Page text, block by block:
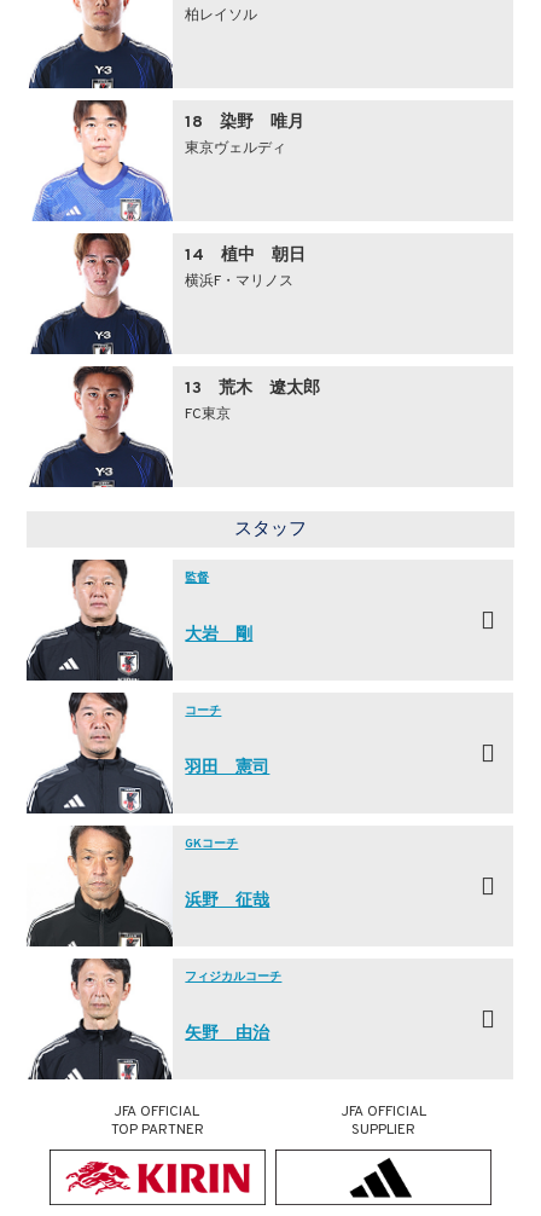
柏レイソル
18 染野 唯月
東京ヴェルディ
14 植中 朝日
横浜F・マリノス
13 荒木 遼太郎
FC東京
スタッフ
監督
大岩 剛
コーチ
羽田 憲司
GKコーチ
浜野 征哉
フィジカルコーチ
矢野 由治
JFA OFFICIAL
TOP PARTNER
JFA OFFICIAL
SUPPLIER